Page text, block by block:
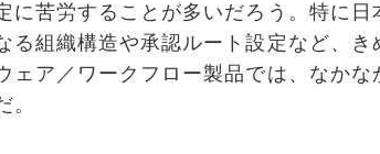
に苦労することが多いだろう。特に日
る組織構造や承認ルート設定など、
ェア／ワークフロー製品では、なか
。